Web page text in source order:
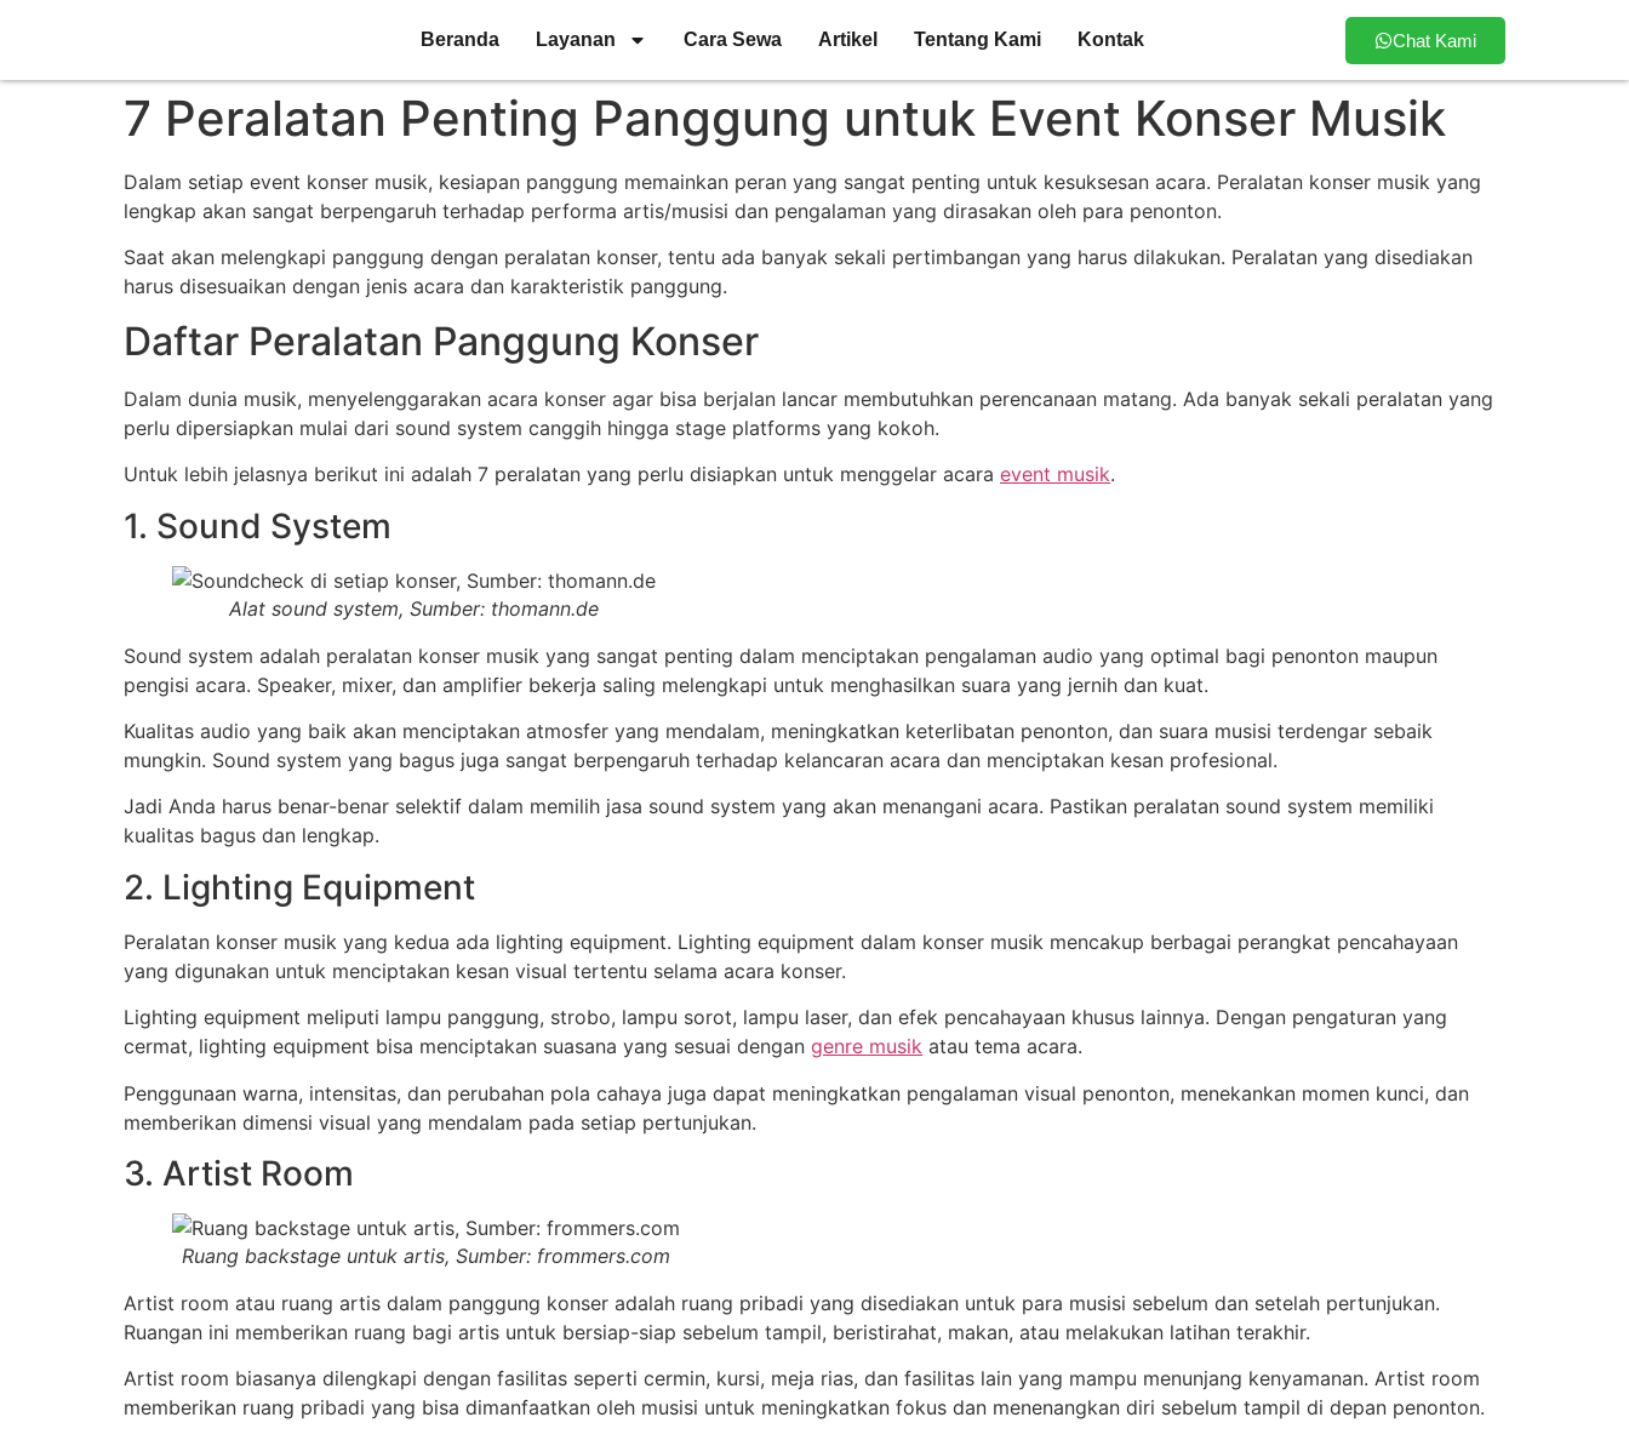
Beranda Layanan Cara Sewa Artikel Tentang Kami Kontak Chat Kami
7 Peralatan Penting Panggung untuk Event Konser Musik
Dalam setiap event konser musik, kesiapan panggung memainkan peran yang sangat penting untuk kesuksesan acara. Peralatan konser musik yang
lengkap akan sangat berpengaruh terhadap performa artis/musisi dan pengalaman yang dirasakan oleh para penonton.
Saat akan melengkapi panggung dengan peralatan konser, tentu ada banyak sekali pertimbangan yang harus dilakukan. Peralatan yang disediakan
harus disesuaikan dengan jenis acara dan karakteristik panggung.
Daftar Peralatan Panggung Konser
Dalam dunia musik, menyelenggarakan acara konser agar bisa berjalan lancar membutuhkan perencanaan matang. Ada banyak sekali peralatan yang
perlu dipersiapkan mulai dari sound system canggih hingga stage platforms yang kokoh.
Untuk lebih jelasnya berikut ini adalah 7 peralatan yang perlu disiapkan untuk menggelar acara event musik.
1. Sound System
Alat sound system, Sumber: thomann.de
Sound system adalah peralatan konser musik yang sangat penting dalam menciptakan pengalaman audio yang optimal bagi penonton maupun
pengisi acara. Speaker, mixer, dan amplifier bekerja saling melengkapi untuk menghasilkan suara yang jernih dan kuat.
Kualitas audio yang baik akan menciptakan atmosfer yang mendalam, meningkatkan keterlibatan penonton, dan suara musisi terdengar sebaik
mungkin. Sound system yang bagus juga sangat berpengaruh terhadap kelancaran acara dan menciptakan kesan profesional.
Jadi Anda harus benar-benar selektif dalam memilih jasa sound system yang akan menangani acara. Pastikan peralatan sound system memiliki
kualitas bagus dan lengkap.
2. Lighting Equipment
Peralatan konser musik yang kedua ada lighting equipment. Lighting equipment dalam konser musik mencakup berbagai perangkat pencahayaan
yang digunakan untuk menciptakan kesan visual tertentu selama acara konser.
Lighting equipment meliputi lampu panggung, strobo, lampu sorot, lampu laser, dan efek pencahayaan khusus lainnya. Dengan pengaturan yang
cermat, lighting equipment bisa menciptakan suasana yang sesuai dengan genre musik atau tema acara.
Penggunaan warna, intensitas, dan perubahan pola cahaya juga dapat meningkatkan pengalaman visual penonton, menekankan momen kunci, dan
memberikan dimensi visual yang mendalam pada setiap pertunjukan.
3. Artist Room
Ruang backstage untuk artis, Sumber: frommers.com
Artist room atau ruang artis dalam panggung konser adalah ruang pribadi yang disediakan untuk para musisi sebelum dan setelah pertunjukan.
Ruangan ini memberikan ruang bagi artis untuk bersiap-siap sebelum tampil, beristirahat, makan, atau melakukan latihan terakhir.
Artist room biasanya dilengkapi dengan fasilitas seperti cermin, kursi, meja rias, dan fasilitas lain yang mampu menunjang kenyamanan. Artist room
memberikan ruang pribadi yang bisa dimanfaatkan oleh musisi untuk meningkatkan fokus dan menenangkan diri sebelum tampil di depan penonton.